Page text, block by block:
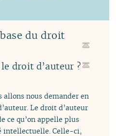
du droit
droit d’auteur ?
allons nous demander en
Le droit d’auteur
ce qu’on appelle plus
intellectuelle. Celle-ci,